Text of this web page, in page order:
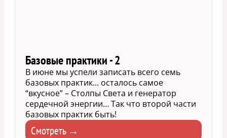
Базовые практики - 2
В июне мы успели записать всего семь
базовых практик... осталось самое
“вкусное” – Столпы Света и генератор
сердечной энергии… Так что второй части
базовых практик быть!
Смотреть →